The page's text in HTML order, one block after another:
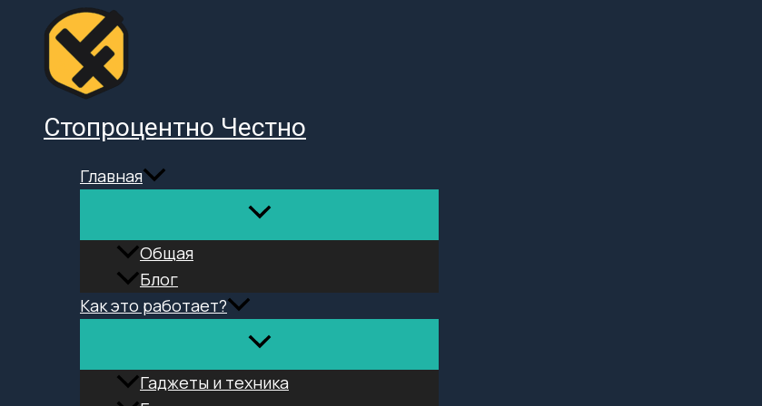
Перейти
содержимому
Стопроцентно Честно
Главная
Общая
Блог
Как это работает?
Гаджеты и техника